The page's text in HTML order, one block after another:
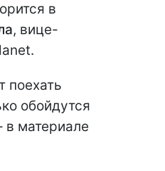
в
, вице-
поехать
обойдутся
в материале